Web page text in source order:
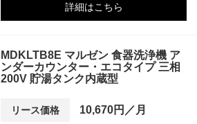
詳細はこちら
MDKLTB8E マルゼン 食器洗浄機 ア
ンダーカウンター・エコタイプ 三相
200V 貯湯タンク内蔵型
リース価格 10,670円／月